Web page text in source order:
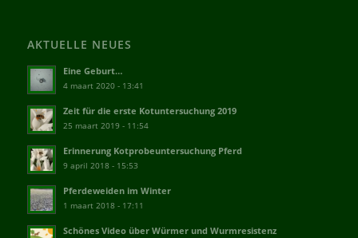
AKTUELLE NEUES
Eine Geburt…
4 maart 2020 - 13:41
Zeit für die erste Kotuntersuchung 2019
25 maart 2019 - 11:54
Erinnerung Kotprobeuntersuchung Pferd
9 april 2018 - 15:53
Pferdeweiden im Winter
1 maart 2018 - 17:11
Schönes Video über Würmer und Wurmresistenz